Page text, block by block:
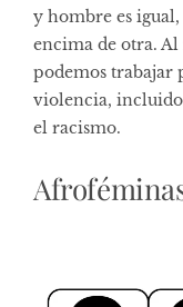
y hombre es
encima de otra. Al
podemos trabajar
violencia,
el racismo.